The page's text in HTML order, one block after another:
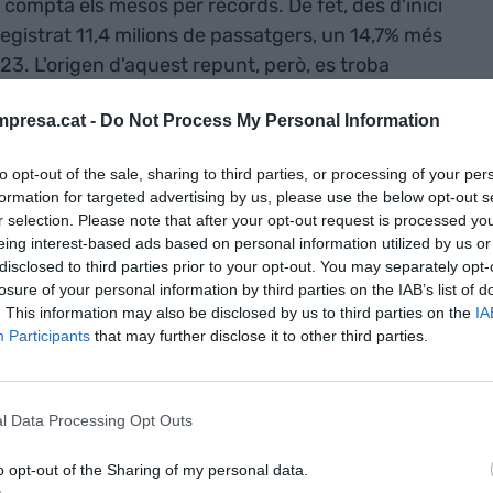
- Do Not Process My Personal Information
opt-out of the sale, sharing to third parties, or processing of your
for targeted advertising by us, please use the below opt-out
selection. Please note that after your opt-out request is processed
interest-based ads based on personal information utilized by us
to third parties prior to your opt-out. You may separately
of your personal information by third parties on the IAB’s list of
This information may also be disclosed by us to third parties on the
Participants that may further disclose it to other third parties.
Data Processing Opt Outs
opt-out of the Sharing of my personal data.
els mesos per rècords. De fet, des d'inici
11,4 milions de passatgers, un 14,7% més
L'origen d'aquest repunt, però, es troba
viatgers d'arreu del món i 3,1 milions de vols
millorat les estadístiques, tot i que no amb
el mes de març l'aeroport Josep Tarradellas
operacions, un 11,7% anual. En l'acumulat del
fins als 74.214 vols, un 12,7% més. Pel que fa a
15.345 tones de mercaderia, una xifra
de 2023. En l'acumulat del primer trimestre,
més respecte al mateix període de 2023.
se